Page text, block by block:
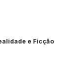
e Ficção